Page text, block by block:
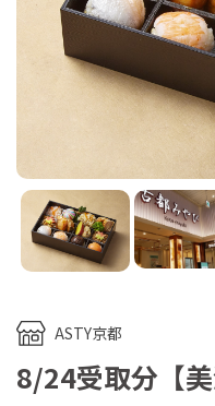
ASTY京都
8/24受取分【